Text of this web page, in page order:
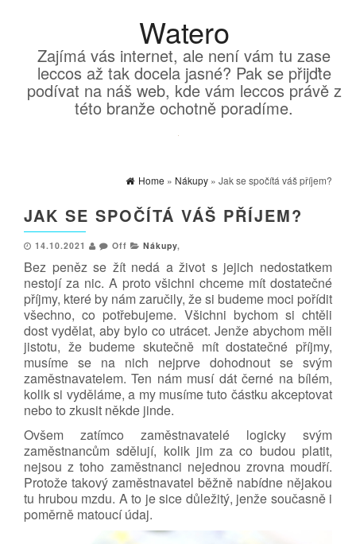
Watero
Zajímá vás internet, ale není vám tu zase
leccos až tak docela jasné? Pak se přijďte
podívat na náš web, kde vám leccos právě z
této branže ochotně poradíme.
Home » Nákupy » Jak se spočítá váš příjem?
JAK SE SPOČÍTÁ VÁŠ PŘÍJEM?
14.10.2021 Off Nákupy,
Bez peněz se žít nedá a život s jejich nedostatkem
nestojí za nic. A proto všichni chceme mít dostatečné
příjmy, které by nám zaručily, že si budeme moci pořídit
všechno, co potřebujeme. Všichni bychom si chtěli
dost vydělat, aby bylo co utrácet. Jenže abychom měli
jistotu, že budeme skutečně mít dostatečné příjmy,
musíme se na nich nejprve dohodnout se svým
zaměstnavatelem. Ten nám musí dát černé na bílém,
kolik si vyděláme, a my musíme tuto částku akceptovat
nebo to zkusit někde jinde.
Ovšem zatímco zaměstnavatelé logicky svým
zaměstnancům sdělují, kolik jim za co budou platit,
nejsou z toho zaměstnanci nejednou zrovna moudří.
Protože takový zaměstnavatel běžně nabídne nějakou
tu hrubou mzdu. A to je sice důležitý, jenže současně i
poměrně matoucí údaj.